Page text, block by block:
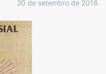
20 de setembro de 2016